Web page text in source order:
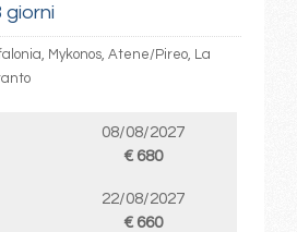
Mykonos, Atene/Pireo, La
08/08/2027
€ 680
22/08/2027
€ 660